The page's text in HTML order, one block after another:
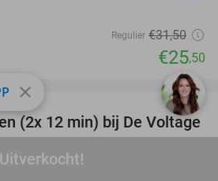
Uitverkocht!
Regulier €31,50
€25,50
22%
favorite_border
(2x 12 min) bij De Voltage
close